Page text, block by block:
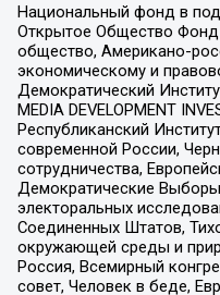
Национальный фонд в
Открытое Общество
общество, Американо-
экономическому и
Демократический
MEDIA DEVELOPMENT
Республиканский
современной России,
сотрудничества,
Демократические
электоральных
Соединенных Штатов,
окружающей среды и
Россия, Всемирный
совет, Человек в беде,